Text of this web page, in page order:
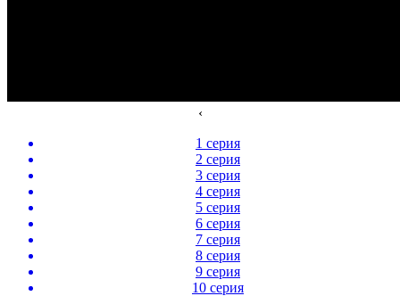
‹
1 серия
2 серия
3 серия
4 серия
5 серия
6 серия
7 серия
8 серия
9 серия
10 серия